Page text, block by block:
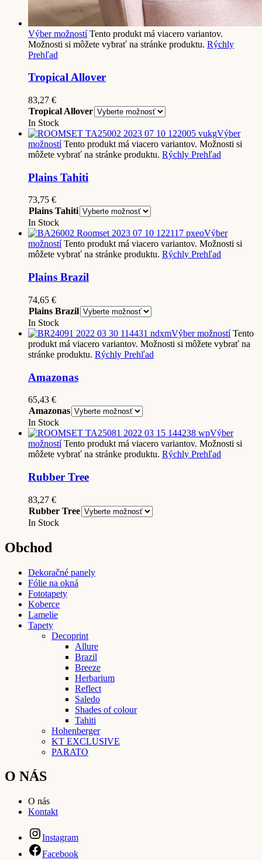
Výber možností Tento produkt má viacero variantov.
Možnosti si môžete vybrať na stránke produktu. Rýchly
Prehľad
Tropical Allover
83,27 €
Tropical Allover
In Stock
Výber
možností Tento produkt má viacero variantov. Možnosti si
môžete vybrať na stránke produktu. Rýchly Prehľad
Plains Tahiti
73,75 €
Plains Tahiti
In Stock
Výber
možností Tento produkt má viacero variantov. Možnosti si
môžete vybrať na stránke produktu. Rýchly Prehľad
Plains Brazil
74,65 €
Plains Brazil
In Stock
Výber možností Tento
produkt má viacero variantov. Možnosti si môžete vybrať na
stránke produktu. Rýchly Prehľad
Amazonas
65,43 €
Amazonas
In Stock
Výber
možností Tento produkt má viacero variantov. Možnosti si
môžete vybrať na stránke produktu. Rýchly Prehľad
Rubber Tree
83,27 €
Rubber Tree
In Stock
Obchod
Dekoračné panely
Fólie na okná
Fototapety
Koberce
Lamelie
Tapety
Decoprint
Allure
Brazil
Breeze
Herbarium
Reflect
Saledo
Shades of colour
Tahiti
Hohenberger
KT EXCLUSIVE
PARATO
O NÁS
O nás
Kontakt
Instagram
Facebook